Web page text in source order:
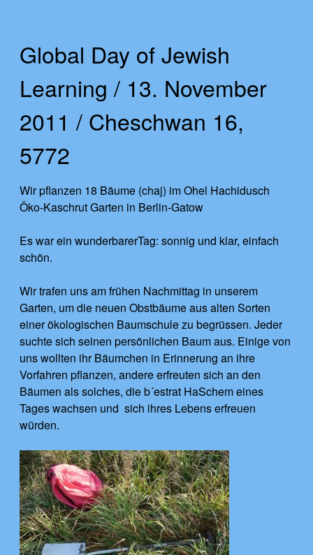
Global Day of Jewish
Learning / 13. November
2011 / Cheschwan 16,
5772
Wir pflanzen 18 Bäume (chaj) im Ohel Hachidusch
Öko-Kaschrut Garten in Berlin-Gatow
Es war ein wunderbarerTag: sonnig und klar, einfach
schön.
Wir trafen uns am frühen Nachmittag in unserem
Garten, um die neuen Obstbäume aus alten Sorten
einer ökologischen Baumschule zu begrüssen. Jeder
suchte sich seinen persönlichen Baum aus. Einige von
uns wollten ihr Bäumchen in Erinnerung an ihre
Vorfahren pflanzen, andere erfreuten sich an den
Bäumen als solches, die b´estrat HaSchem eines
Tages wachsen und sich ihres Lebens erfreuen
würden.